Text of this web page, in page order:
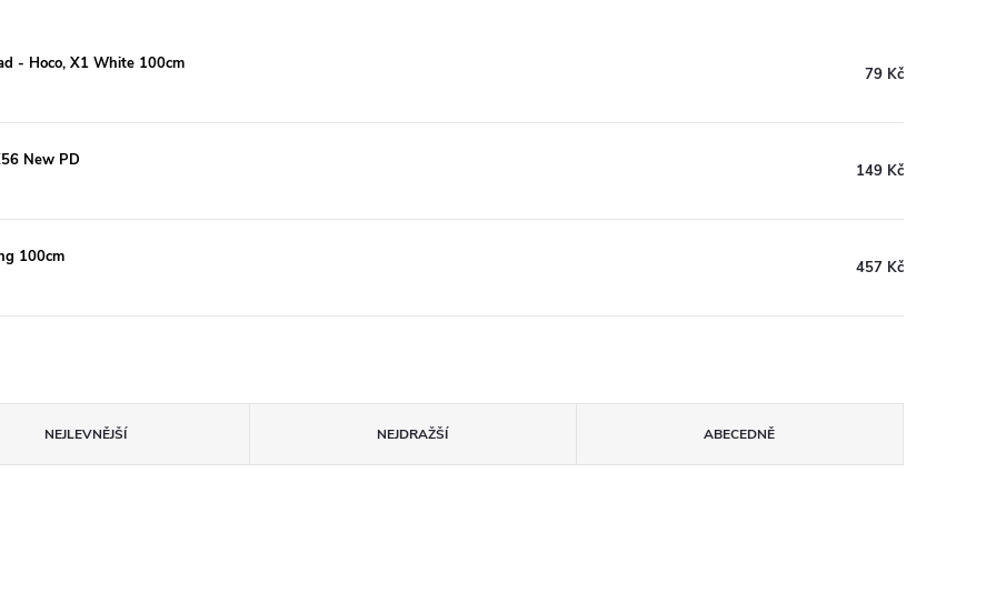
- Hoco, X1 White 100cm
79 Kč
New PD
149 Kč
100cm
457 Kč
NEJLEVNĚJŠÍ NEJDRAŽŠÍ ABECEDNĚ